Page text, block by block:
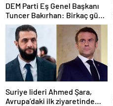
DEM Parti Eş Genel Başkanı
Tuncer Bakırhan: Birkaç gün
içerisinde kongre kararları
açıklanacak
Suriye lideri Ahmed Şara,
Avrupa’daki ilk ziyaretinde